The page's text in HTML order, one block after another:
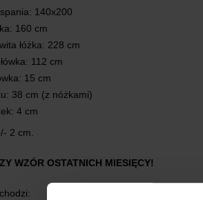
140x200
160 cm
łóżka: 228 cm
112 cm
15 cm
38 cm (z nóżkami)
4 cm
2 cm.
WZÓR OSTATNICH MIESIĘCY!